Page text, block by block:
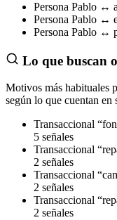
Persona Pablo ↔
Persona Pablo ↔
Persona Pablo ↔
Lo que buscan
Motivos más habituales
según lo que cuentan en
Transaccional
5 señales
Transaccional
2 señales
Transaccional
2 señales
Transaccional
2 señales